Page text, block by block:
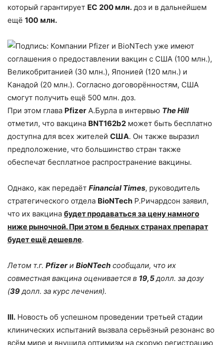
который гарантирует ЕС 200 млн. доз и в дальнейшем
ещё 100 млн.
При этом глава Pfizer А.Бурла в интервью The Hill
отметил, что вакцина BNT162b2 может быть бесплатно
доступна для всех жителей США. Он также выразил
предположение, что большинство стран также
обеспечат бесплатное распространение вакцины.
Однако, как передаёт Financial Times, руководитель
стратегического отдела BioNTech Р.Ричардсон заявил,
что их вакцина будет продаваться за цену намного
ниже рыночной. При этом в бедных странах препарат
будет ещё дешевле.
Летом т.г. Pfizerи BioNTech сообщали, что их
совместная вакцина оценивается в 19,5долл. за дозу
(39долл. за курс лечения).
III. Новость об успешном проведении третьей стадии
клинических испытаний вызвала серьёзный резонанс во
всём мире и внушила оптимизм на скорую регистрацию